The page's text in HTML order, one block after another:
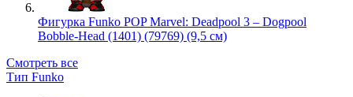
Фигурка Funko POP Marvel: Deadpool 3 – Dogpool
Bobble-Head (1401) (79769) (9,5 см)
Смотреть все
Тип Funko